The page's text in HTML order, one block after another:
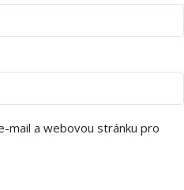
mail a webovou stránku pro